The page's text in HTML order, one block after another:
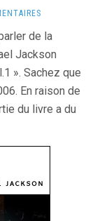
de la
Jackson
». Sachez que
En raison de
du livre a du